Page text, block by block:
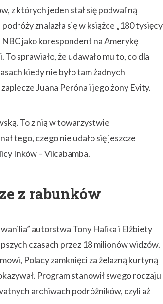
z których jeden stał się podwaliną
znalazła się w książce „180 tysięcy
jako korespondent na Amerykę
To sprawiało, że udawało mu to, co dla
kiedy nie było tam żadnych
Juana Peróna i jego żony Evity.
To z nią w towarzystwie
tego, czego nie udało się jeszcze
Inków – Vilcabamba.
z rabunków
autorstwa Tony Halika i Elżbiety
czasach przez 18 milionów widzów.
Polacy zamknięci za żelazną kurtyną
Program stanowił swego rodzaju
archiwach podróżników, czyli aż